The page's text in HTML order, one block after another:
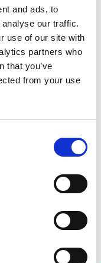
and ads, to
our traffic.
use of our site with
partners who
that you’ve
from your use
tilpasning af
stole med læder
af læder
at sætte et
Vi er